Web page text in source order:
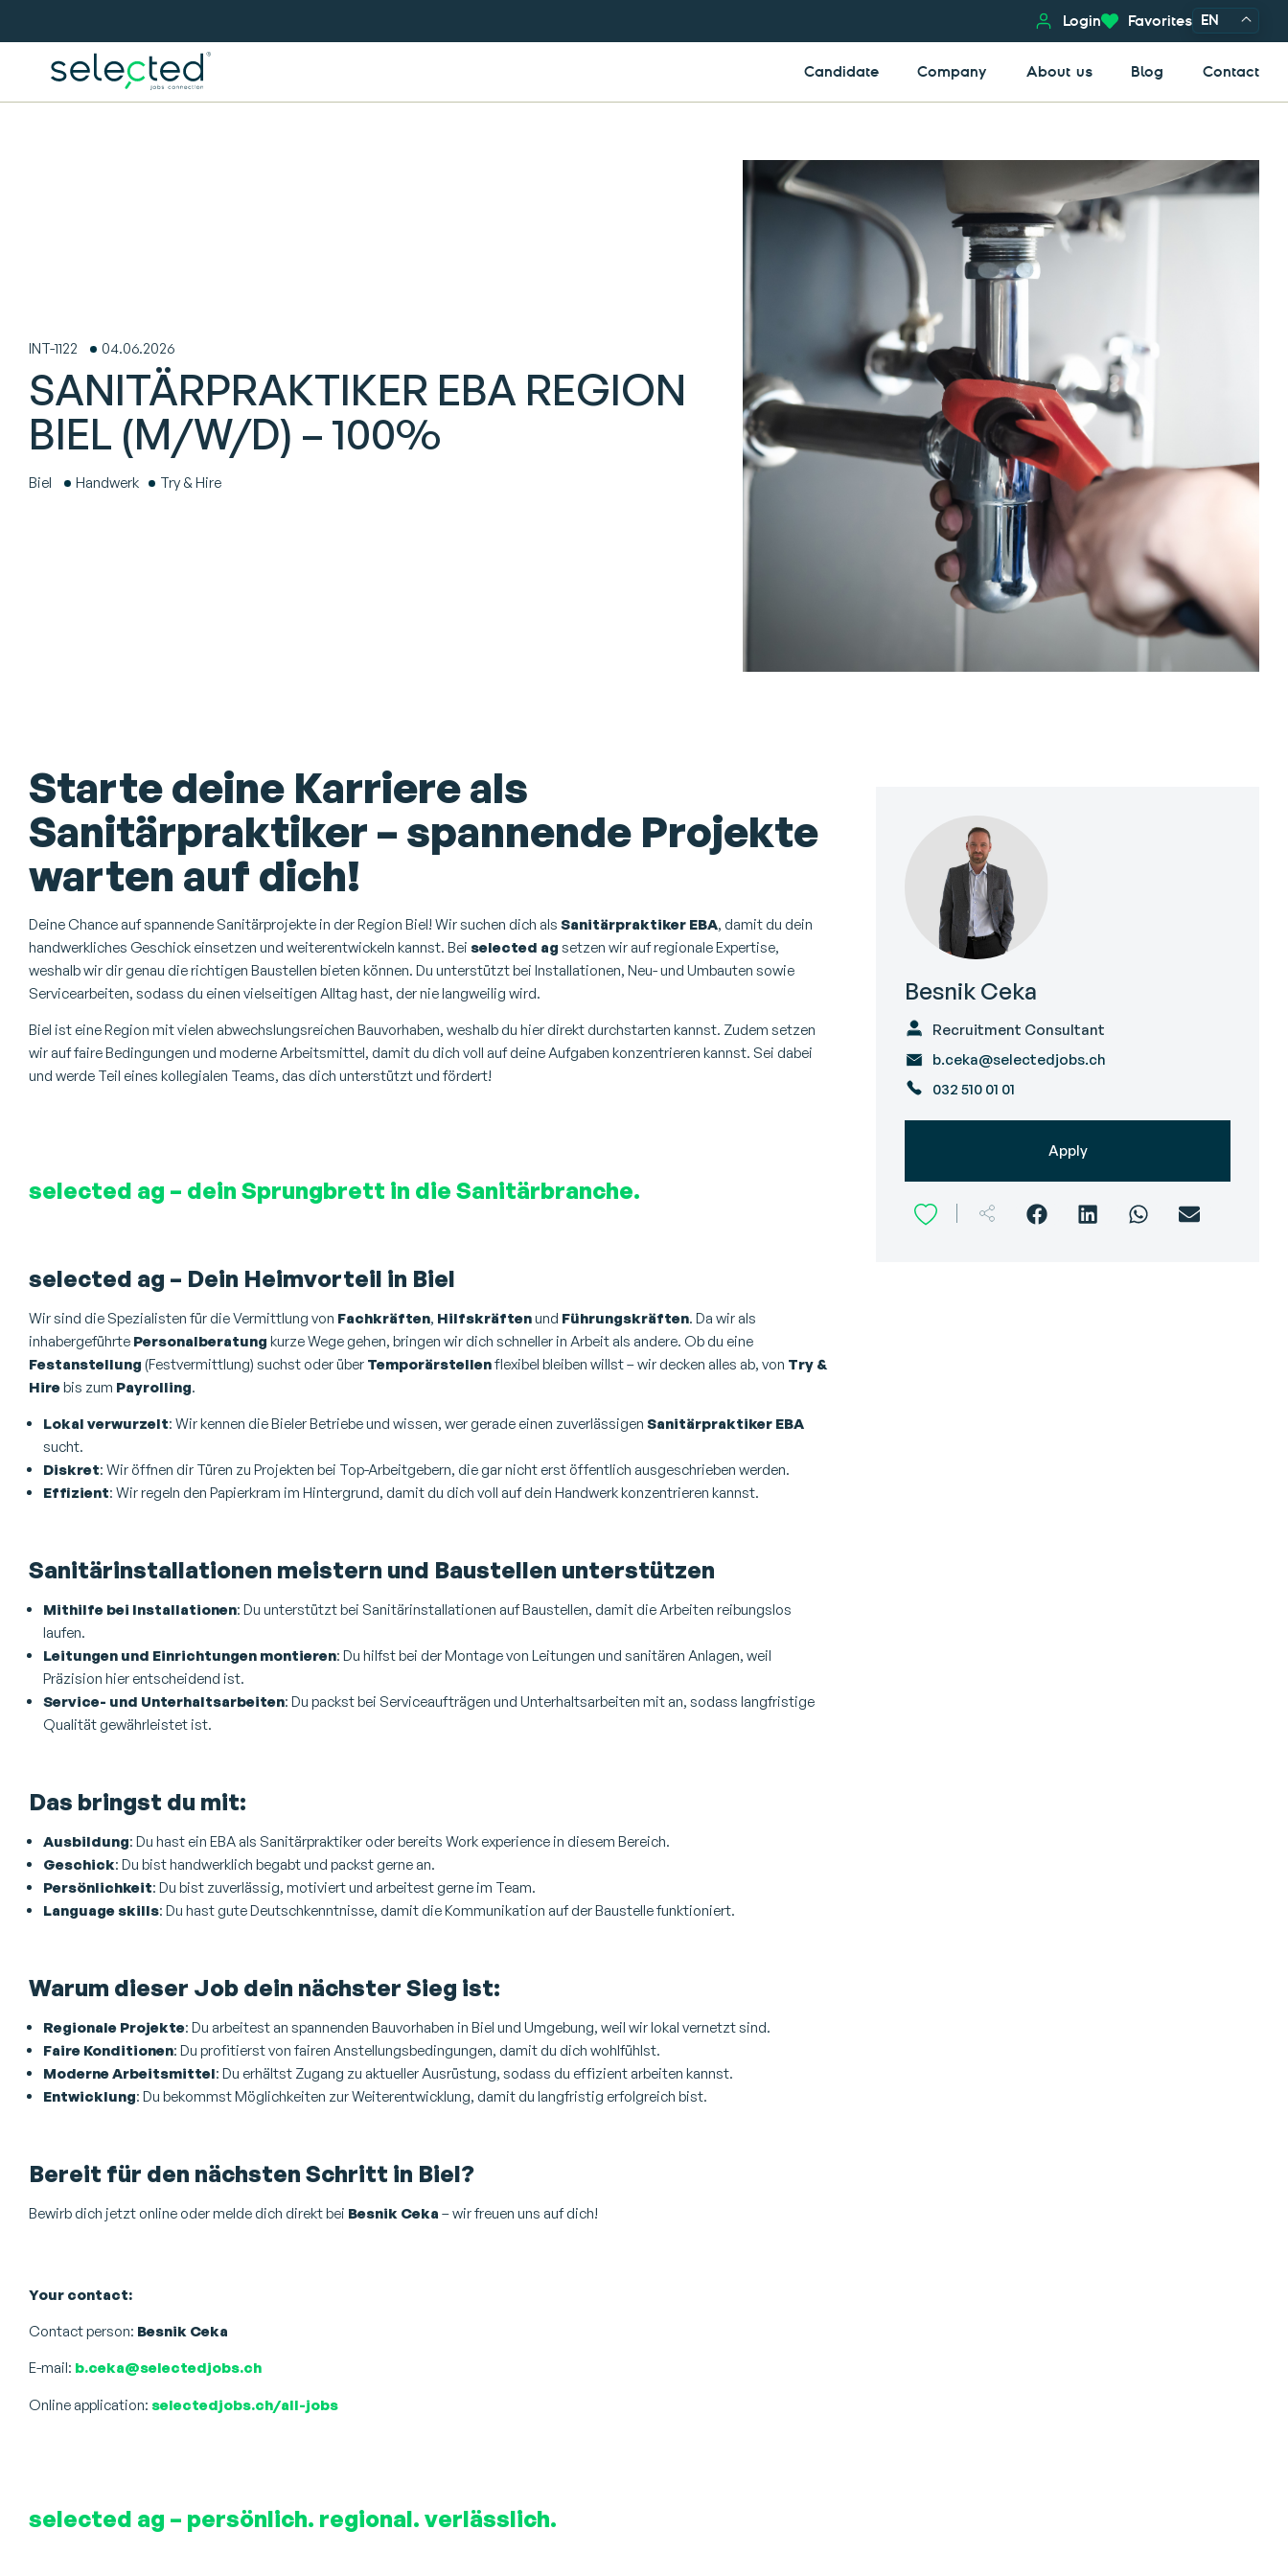
Login Favorites EN
Candidate Company About us Blog Contact
INT-1122 04.06.2026
SANITÄRPRAKTIKER EBA REGION
BIEL (M/W/D) – 100%
Biel Handwerk Try & Hire
Starte deine Karriere als
Sanitärpraktiker – spannende Projekte
warten auf dich!
Deine Chance auf spannende Sanitärprojekte in der Region Biel! Wir suchen dich als Sanitärpraktiker EBA, damit du dein
handwerkliches Geschick einsetzen und weiterentwickeln kannst. Bei selected ag setzen wir auf regionale Expertise,
weshalb wir dir genau die richtigen Baustellen bieten können. Du unterstützt bei Installationen, Neu- und Umbauten sowie
Servicearbeiten, sodass du einen vielseitigen Alltag hast, der nie langweilig wird.
Biel ist eine Region mit vielen abwechslungsreichen Bauvorhaben, weshalb du hier direkt durchstarten kannst. Zudem setzen
wir auf faire Bedingungen und moderne Arbeitsmittel, damit du dich voll auf deine Aufgaben konzentrieren kannst. Sei dabei
und werde Teil eines kollegialen Teams, das dich unterstützt und fördert!
selected ag – dein Sprungbrett in die Sanitärbranche.
selected ag – Dein Heimvorteil in Biel
Wir sind die Spezialisten für die Vermittlung von Fachkräften, Hilfskräftenund Führungskräften. Da wir als
inhabergeführte Personalberatung kurze Wege gehen, bringen wir dich schneller in Arbeit als andere. Ob du eine
Festanstellung (Festvermittlung) suchst oder über Temporärstellenflexibel bleiben willst – wir decken alles ab, von Try &
Hirebis zum Payrolling.
Lokal verwurzelt: Wir kennen die Bieler Betriebe und wissen, wer gerade einen zuverlässigen Sanitärpraktiker EBA
sucht.
Diskret: Wir öffnen dir Türen zu Projekten bei Top-Arbeitgebern, die gar nicht erst öffentlich ausgeschrieben werden.
Effizient: Wir regeln den Papierkram im Hintergrund, damit du dich voll auf dein Handwerk konzentrieren kannst.
Sanitärinstallationen meistern und Baustellen unterstützen
Mithilfe bei Installationen: Du unterstützt bei Sanitärinstallationen auf Baustellen, damit die Arbeiten reibungslos
laufen.
Leitungen und Einrichtungen montieren: Du hilfst bei der Montage von Leitungen und sanitären Anlagen, weil
Präzision hier entscheidend ist.
Service- und Unterhaltsarbeiten: Du packst bei Serviceaufträgen und Unterhaltsarbeiten mit an, sodass langfristige
Qualität gewährleistet ist.
Das bringst du mit:
Ausbildung: Du hast ein EBA als Sanitärpraktiker oder bereits Work experience in diesem Bereich.
Geschick: Du bist handwerklich begabt und packst gerne an.
Persönlichkeit: Du bist zuverlässig, motiviert und arbeitest gerne im Team.
Language skills: Du hast gute Deutschkenntnisse, damit die Kommunikation auf der Baustelle funktioniert.
Warum dieser Job dein nächster Sieg ist:
Regionale Projekte: Du arbeitest an spannenden Bauvorhaben in Biel und Umgebung, weil wir lokal vernetzt sind.
Faire Konditionen: Du profitierst von fairen Anstellungsbedingungen, damit du dich wohlfühlst.
Moderne Arbeitsmittel: Du erhältst Zugang zu aktueller Ausrüstung, sodass du effizient arbeiten kannst.
Entwicklung: Du bekommst Möglichkeiten zur Weiterentwicklung, damit du langfristig erfolgreich bist.
Bereit für den nächsten Schritt in Biel?
Bewirb dich jetzt online oder melde dich direkt bei Besnik Ceka – wir freuen uns auf dich!
Your contact:
Contact person: Besnik Ceka
E-mail: b.ceka@selectedjobs.ch
Online application: selectedjobs.ch/all-jobs
selected ag – persönlich. regional. verlässlich.
Besnik Ceka
Recruitment Consultant
b.ceka@selectedjobs.ch
032 510 01 01
Apply